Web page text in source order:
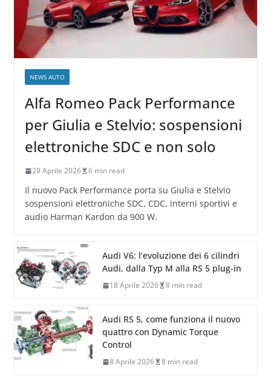
NEWS AUTO
Alfa Romeo Pack Performance
per Giulia e Stelvio: sospensioni
elettroniche SDC e non solo
29 Aprile 2026 6 min read
Il nuovo Pack Performance porta su Giulia e Stelvio
sospensioni elettroniche SDC, CDC, interni sportivi e
audio Harman Kardon da 900 W.
Audi V6: l’evoluzione dei 6 cilindri
Audi, dalla Typ M alla RS 5 plug-in
18 Aprile 2026 8 min read
Audi RS 5, come funziona il nuovo
quattro con Dynamic Torque
Control
8 Aprile 2026 8 min read